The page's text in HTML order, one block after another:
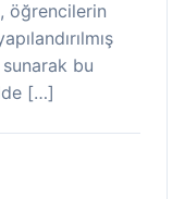
öğrencilerin
bu
[…]